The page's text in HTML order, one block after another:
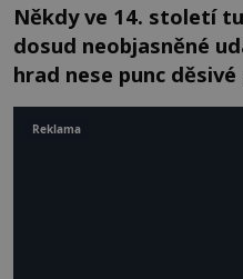
Někdy ve 14. století
dosud neobjasněné
hrad nese punc
Reklama